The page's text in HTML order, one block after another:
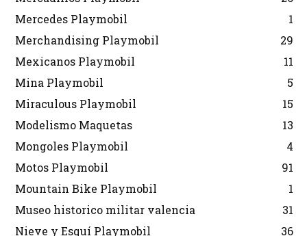
Mercedes Playmobil
1
Merchandising Playmobil
29
Mexicanos Playmobil
11
Mina Playmobil
5
Miraculous Playmobil
15
Modelismo Maquetas
13
Mongoles Playmobil
4
Motos Playmobil
91
Mountain Bike Playmobil
1
Museo historico militar valencia
31
Nieve y Esquí Playmobil
36